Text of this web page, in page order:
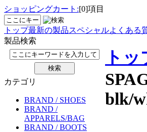
ショッピングカート:[0]項目
トップ最新の製品スペシャルよくある
製品検索
カテゴリ
BRAND / SHOES
BRAND /
APPARELS/BAG
BRAND / BOOTS
トッ
blk/